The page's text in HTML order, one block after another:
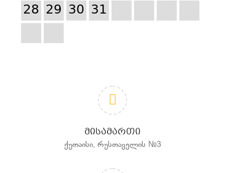
28 29 30 31
ᲛᲘᲡᲐᲛᲐᲠᲗᲘ
ქუთაისი, რუსთაველის №3